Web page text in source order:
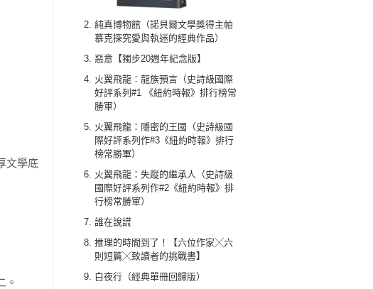
純真博物館（諾貝爾文學獎得主帕
慕克探究愛與執迷的經典作品）
惡意【獨步20週年紀念版】
火翼飛龍：龍族預言（史詩級國際
好評系列#1 《紐約時報》排行榜常
勝軍）
火翼飛龍：隱密的王國（史詩級國
際好評系列作#3《紐約時報》排行
榜常勝軍）
火翼飛龍：失蹤的繼承人（史詩級
國際好評系列作#2《紐約時報》排
行榜常勝軍）
誰在說謊
推理的時間到了！【六位作家╳六
則短篇╳致讀者的挑戰書】
白夜行（經典單冊回歸版）
文學底
。